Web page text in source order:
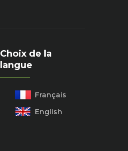
Choix de la
langue
Français
English